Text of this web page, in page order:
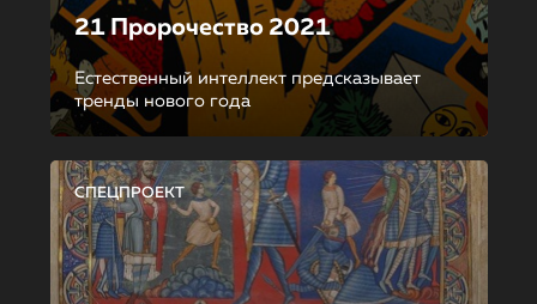
21 Пророчество 2021
Естественный интеллект предсказывает
тренды нового года
СПЕЦПРОЕКТ